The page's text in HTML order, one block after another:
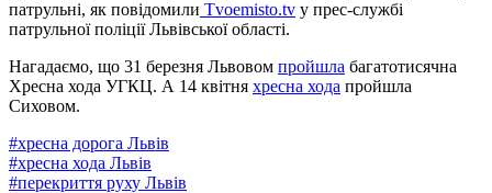
патрульні, як повідомили Tvoemisto.tv у прес-службі
патрульної поліції Львівської області.
Нагадаємо, що 31 березня Львовом пройшла багатотисячна
Хресна хода УГКЦ. А 14 квітня хресна хода пройшла
Сиховом.
#хресна дорога Львів
#хресна хода Львів
#перекриття руху Львів